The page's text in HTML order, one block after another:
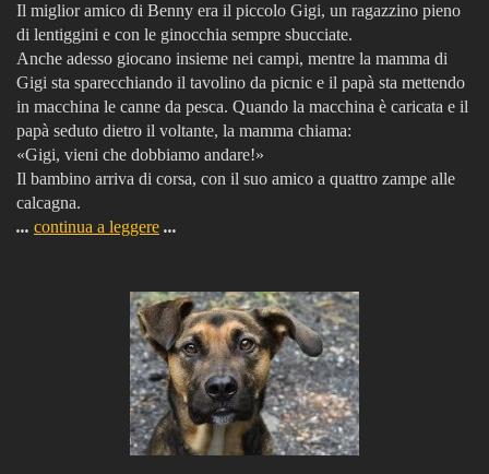
Il miglior amico di Benny era il piccolo Gigi, un ragazzino pieno
di lentiggini e con le ginocchia sempre sbucciate.
Anche adesso giocano insieme nei campi, mentre la mamma di
Gigi sta sparecchiando il tavolino da picnic e il papà sta mettendo
in macchina le canne da pesca. Quando la macchina è caricata e il
papà seduto dietro il voltante, la mamma chiama:
«Gigi, vieni che dobbiamo andare!»
Il bambino arriva di corsa, con il suo amico a quattro zampe alle
calcagna.
... continua a leggere ...